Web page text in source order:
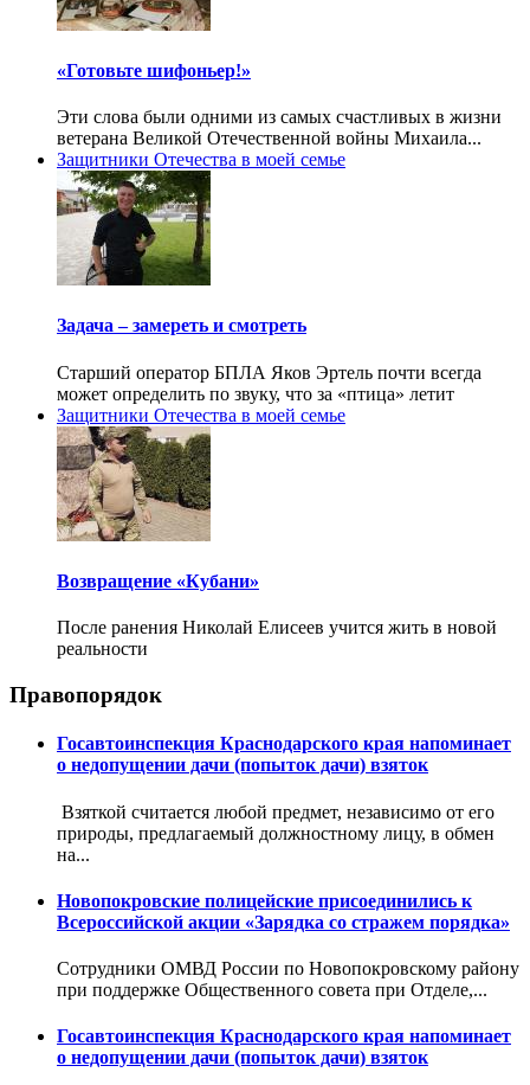
«Готовьте шифоньер!»
Эти слова были одними из самых счастливых в жизни
ветерана Великой Отечественной войны Михаила...
Защитники Отечества в моей семье
Задача – замереть и смотреть
Старший оператор БПЛА Яков Эртель почти всегда
может определить по звуку, что за «птица» летит
Защитники Отечества в моей семье
Возвращение «Кубани»
После ранения Николай Елисеев учится жить в новой
реальности
Правопорядок
Госавтоинспекция Краснодарского края напоминает
о недопущении дачи (попыток дачи) взяток
Взяткой считается любой предмет, независимо от его
природы, предлагаемый должностному лицу, в обмен
на...
Новопокровские полицейские присоединились к
Всероссийской акции «Зарядка со стражем порядка»
Сотрудники ОМВД России по Новопокровскому району
при поддержке Общественного совета при Отделе,...
Госавтоинспекция Краснодарского края напоминает
о недопущении дачи (попыток дачи) взяток